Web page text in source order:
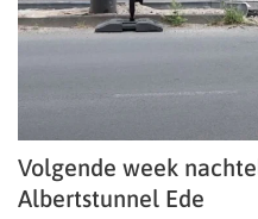
Volgende week
Albertstunnel Ede